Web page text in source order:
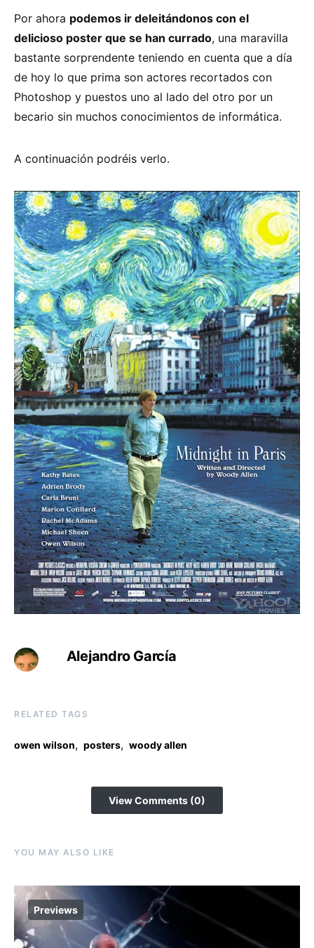
Por ahora podemos ir deleitándonos con el
delicioso poster que se han currado, una maravilla
bastante sorprendente teniendo en cuenta que a día
de hoy lo que prima son actores recortados con
Photoshop y puestos uno al lado del otro por un
becario sin muchos conocimientos de informática.
A continuación podréis verlo.
Alejandro García
RELATED TAGS
owen wilson, posters, woody allen
View Comments (0)
YOU MAY ALSO LIKE
Previews